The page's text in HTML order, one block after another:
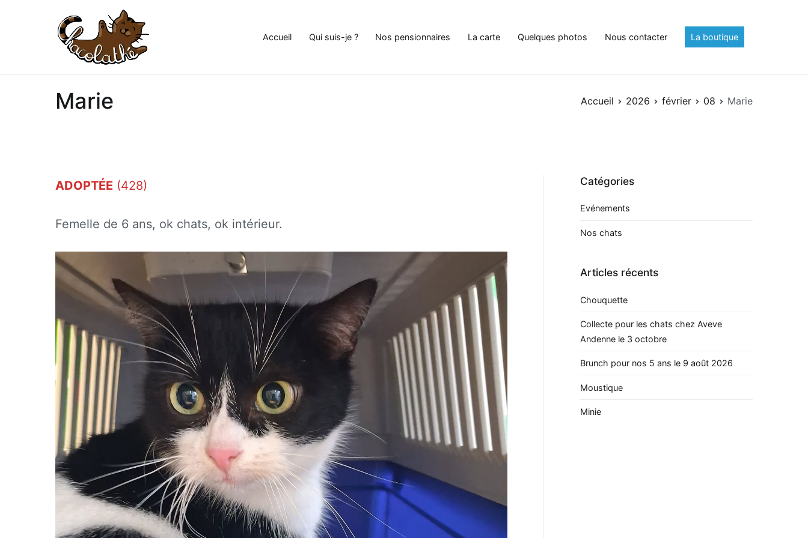
Accueil Qui suis-je ? Nos pensionnaires La carte Quelques photos Nous contacter La boutique
Marie Accueil 2026 février 08 Marie
ADOPTÉE (428)
Femelle de 6 ans, ok chats, ok intérieur.
Catégories
Evénements
Nos chats
Articles récents
Chouquette
Collecte pour les chats chez Aveve
Andenne le 3 octobre
Brunch pour nos 5 ans le 9 août 2026
Moustique
Minie